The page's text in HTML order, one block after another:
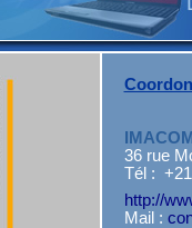
36 rue
Tél :
http://
Mail :